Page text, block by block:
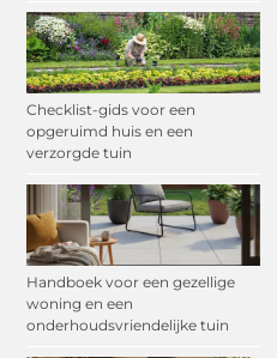
Checklist-gids voor een
opgeruimd huis en een
verzorgde tuin
Handboek voor een gezellige
woning en een
onderhoudsvriendelijke tuin